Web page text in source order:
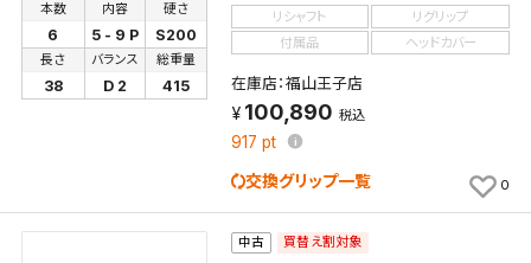
本数
6
内容
5 - 9 P
硬さ
S200
長さ
38
バランス
D 2
総重量
415
リシャフト
リグリップ
付属品
ヘッドカバー
在庫店：福山王子店
100,890 税込
917 pt
交換グリップ一覧 0
中古 買替え割対象